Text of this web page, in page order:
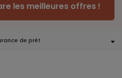
les meilleures offres !
de prêt